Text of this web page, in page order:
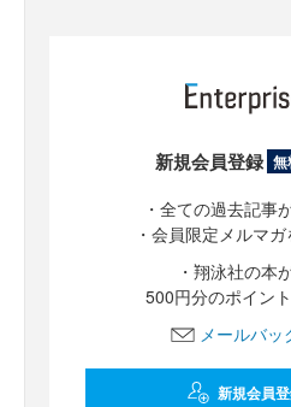
新規会員登録 無
・全ての過去記事
・会員限定メルマ
・翔泳社の本
500円分のポイン
メールバッ
新規会員